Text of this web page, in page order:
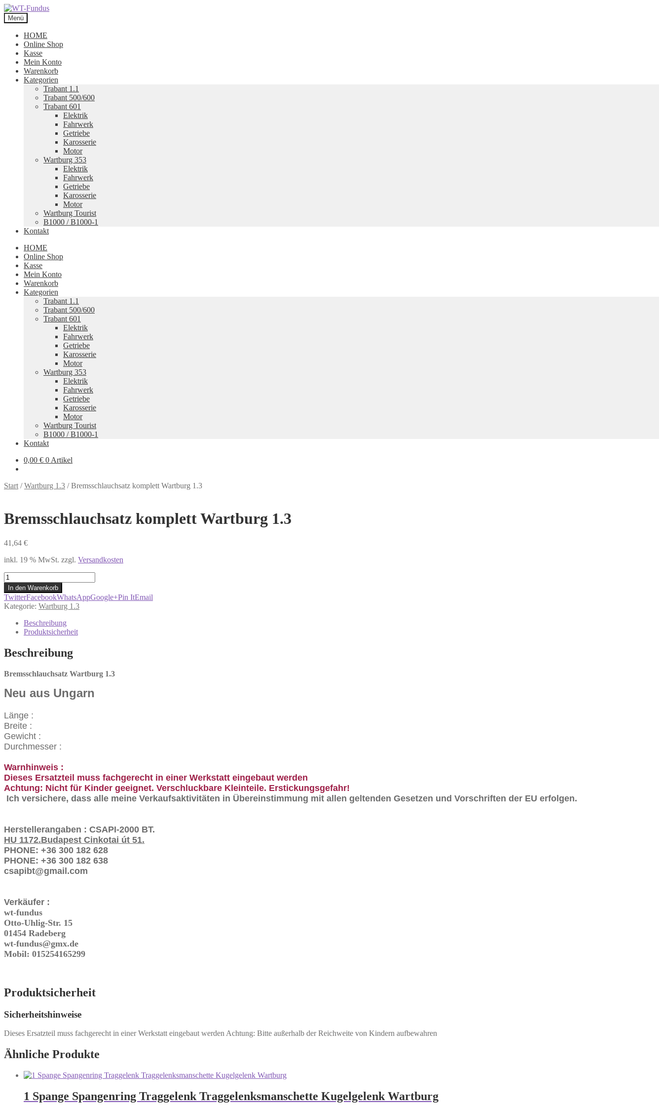
Zur
Navigation
springen
Zum
Inhalt
springen
Menü
HOME
Online Shop
Kasse
Mein Konto
Warenkorb
Kategorien
Trabant 1.1
Trabant 500/600
Trabant 601
Elektrik
Fahrwerk
Getriebe
Karosserie
Motor
Wartburg 353
Elektrik
Fahrwerk
Getriebe
Karosserie
Motor
Wartburg Tourist
B1000 / B1000-1
Kontakt
HOME
Online Shop
Kasse
Mein Konto
Warenkorb
Kategorien
Trabant 1.1
Trabant 500/600
Trabant 601
Elektrik
Fahrwerk
Getriebe
Karosserie
Motor
Wartburg 353
Elektrik
Fahrwerk
Getriebe
Karosserie
Motor
Wartburg Tourist
B1000 / B1000-1
Kontakt
0,00 € 0 Artikel
Start /Wartburg 1.3 /Bremsschlauchsatz komplett Wartburg 1.3
Bremsschlauchsatz komplett Wartburg 1.3
41,64 €
inkl. 19 % MwSt. zzgl. Versandkosten
Bremsschlauchsatz
komplett
Wartburg
1.3
Menge
In den Warenkorb
TwitterFacebookWhatsAppGoogle+Pin ItEmail
Kategorie: Wartburg 1.3
Beschreibung
Produktsicherheit
Beschreibung
Bremsschlauchsatz Wartburg 1.3
Neu aus Ungarn
Länge :
Breite :
Gewicht :
Durchmesser :
Warnhinweis :
Dieses Ersatzteil muss fachgerecht in einer Werkstatt eingebaut werden
Achtung: Nicht für Kinder geeignet. Verschluckbare Kleinteile. Erstickungsgefahr!
Ich versichere, dass alle meine Verkaufsaktivitäten in Übereinstimmung mit allen geltenden Gesetzen und Vorschriften der EU erfolgen.
Herstellerangaben : CSAPI-2000 BT.
HU 1172.Budapest Cinkotai út 51.
PHONE: +36 300 182 628
PHONE: +36 300 182 638
csapibt@gmail.com
Verkäufer :
wt-fundus
Otto-Uhlig-Str. 15
01454 Radeberg
wt-fundus@gmx.de
Mobil: 015254165299
Produktsicherheit
Sicherheitshinweise
Dieses Ersatzteil muss fachgerecht in einer Werkstatt eingebaut werden Achtung: Bitte außerhalb der Reichweite von Kindern aufbewahren
Ähnliche Produkte
1 Spange Spangenring Traggelenk Traggelenksmanschette Kugelgelenk Wartburg